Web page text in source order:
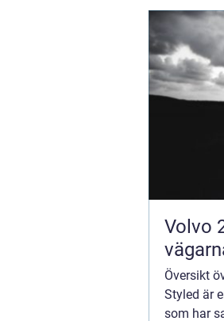
Volvo
Översikt
Styled är
som har